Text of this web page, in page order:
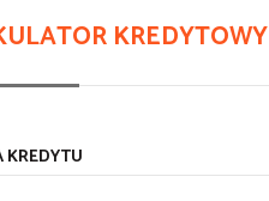
KREDYTOWY
KREDYTU